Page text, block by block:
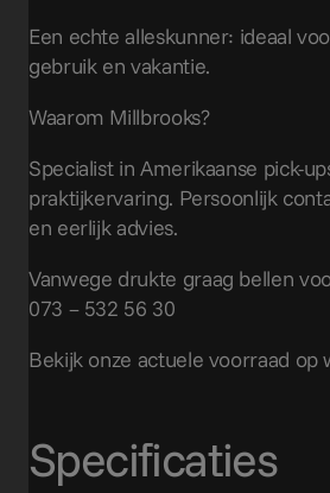
Een echte alleskunner: ideaal
gebruik en vakantie.
Waarom Millbrooks?
Specialist in Amerikaanse pick-
praktijkervaring. Persoonlijk
en eerlijk advies.
Vanwege drukte graag bellen
073 – 532 56 30
Bekijk onze actuele voorraad op
Specificaties